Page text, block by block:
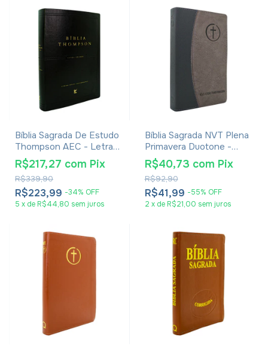
Bíblia Sagrada De Estudo
Thompson AEC - Letra
Grande - Capa Luxo
Preta
R$223,99 -34% OFF
R$339,90
R$217,27 com Pix
5 x de R$44,80 sem juros
Bíblia Sagrada NVT Plena
Primavera Duotone -
Capa Luxo Tecido Preta
R$41,99 -55% OFF
R$92,90
R$40,73 com Pix
2 x de R$21,00 sem juros